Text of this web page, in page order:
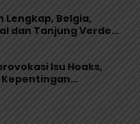
Lengkap, Belgia,
dan Tanjung Verde
Isu Hoaks,